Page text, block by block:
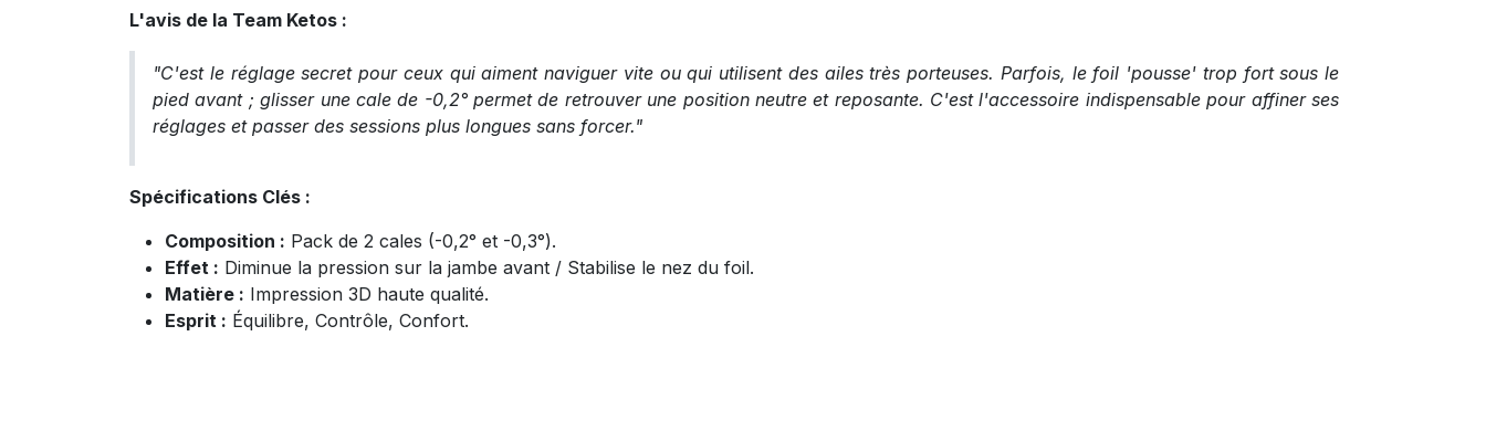
L'avis de la Team Ketos :
"C'est le réglage secret pour ceux qui aiment naviguer vite ou qui utilisent des ailes très porteuses. Parfois, le foil 'pousse' trop fort sous le
pied avant ; glisser une cale de -0,2° permet de retrouver une position neutre et reposante. C'est l'accessoire indispensable pour affiner ses
réglages et passer des sessions plus longues sans forcer."
Spécifications Clés :
Composition : Pack de 2 cales (-0,2° et -0,3°).
Effet : Diminue la pression sur la jambe avant / Stabilise le nez du foil.
Matière : Impression 3D haute qualité.
Esprit : Équilibre, Contrôle, Confort.